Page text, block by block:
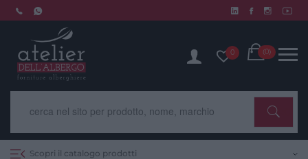
Skip
to
0 Cart
(0)
Scopri il catalogo prodotti